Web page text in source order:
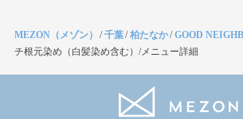
MEZON（メゾン） /千葉/柏たなか/GOOD
チ根元染め（白髪染め含む）/メニュー詳細